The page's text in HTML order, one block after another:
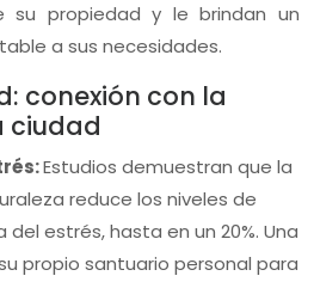
su propiedad y le brindan un
a sus necesidades.
conexión con la
ciudad
Estudios demuestran que la
reduce los niveles de
estrés, hasta en un 20%. Una
propio santuario personal para